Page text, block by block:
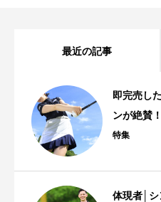
最近の記事
即完売し
ンが絶賛
特集
体現者│シ